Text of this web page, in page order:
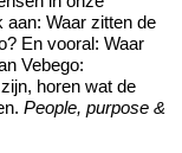
aan: Waar zitten de
En vooral: Waar
Vebego:
horen wat de
People, purpose &